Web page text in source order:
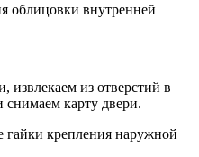
облицовки внутренней
извлекаем из отверстий в
снимаем карту двери.
крепления наружной